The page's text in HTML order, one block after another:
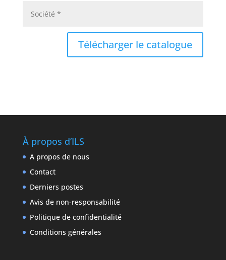
Télécharger le catalogue
À propos d’ILS
A propos de nous
Contact
Derniers postes
Avis de non-responsabilité
Politique de confidentialité
Conditions générales